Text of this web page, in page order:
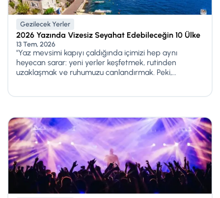
Gezilecek Yerler
2026 Yazında Vizesiz Seyahat Edebileceğin 10 Ülke
13 Tem, 2026
"Yaz mevsimi kapıyı çaldığında içimizi hep aynı
heyecan sarar: yeni yerler keşfetmek, rutinden
uzaklaşmak ve ruhumuzu canlandırmak. Peki,...